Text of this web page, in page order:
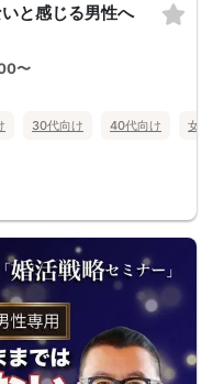
と感じる男性へ
〜
30代向け 40代向け 女